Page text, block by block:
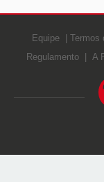
Equipe Termos
Regulamento
A